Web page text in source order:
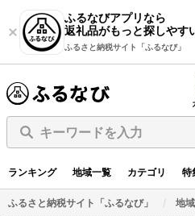
ふるなびアプリなら
返礼品がもっと探しやす
ふるさと納税サイト「ふるなび」
キーワードを入力
ランキング 地域一覧 カテゴリ 特
ふるさと納税サイト「ふるなび」 地